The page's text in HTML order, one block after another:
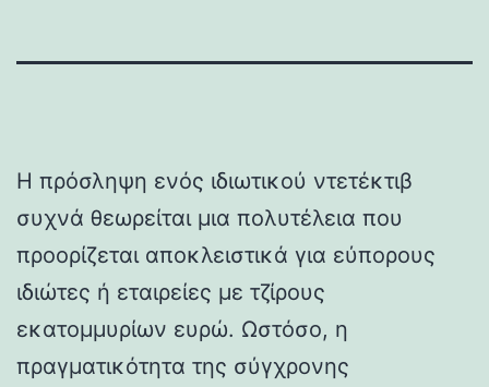
Η πρόσληψη ενός ιδιωτικού ντετέκτιβ
συχνά θεωρείται μια πολυτέλεια που
προορίζεται αποκλειστικά για εύπορους
ιδιώτες ή εταιρείες με τζίρους
εκατομμυρίων ευρώ. Ωστόσο, η
πραγματικότητα της σύγχρονης